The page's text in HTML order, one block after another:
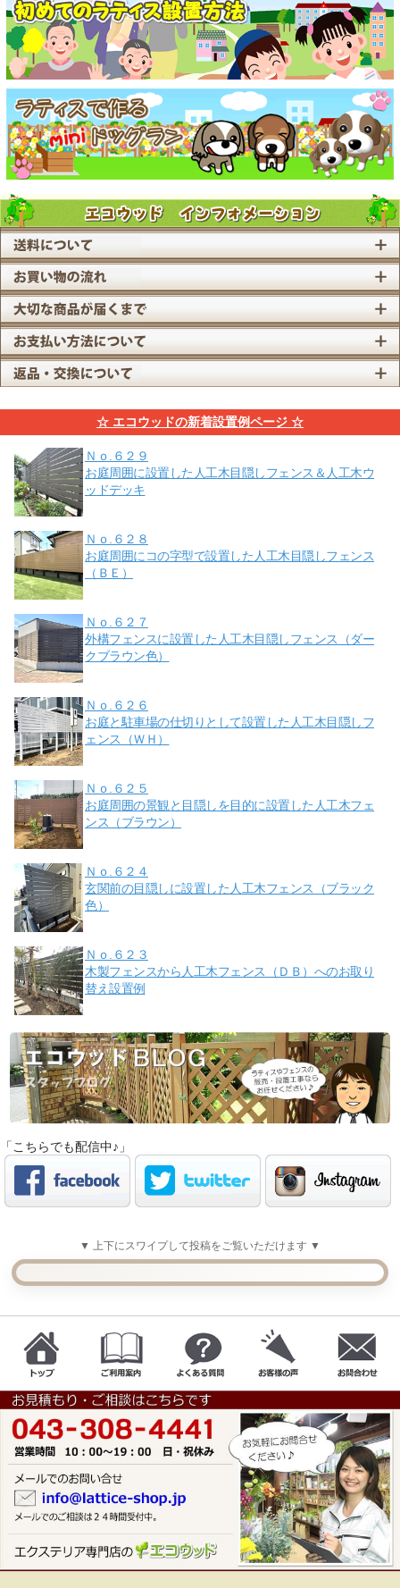
☆ エコウッドの新着設置例ページ ☆
Ｎｏ.６２９
お庭周囲に設置した人工木目隠しフェンス＆人工木ウ
ッドデッキ
Ｎｏ.６２８
お庭周囲にコの字型で設置した人工木目隠しフェンス
（ＢＥ）
Ｎｏ.６２７
外構フェンスに設置した人工木目隠しフェンス（ダー
クブラウン色）
Ｎｏ.６２６
お庭と駐車場の仕切りとして設置した人工木目隠しフ
ェンス（ＷＨ）
Ｎｏ.６２５
お庭周囲の景観と目隠しを目的に設置した人工木フェ
ンス（ブラウン）
Ｎｏ.６２４
玄関前の目隠しに設置した人工木フェンス（ブラック
色）
Ｎｏ.６２３
木製フェンスから人工木フェンス（ＤＢ）へのお取り
替え設置例
「こちらでも配信中♪」
▼ 上下にスワイプして投稿をご覧いただけます ▼